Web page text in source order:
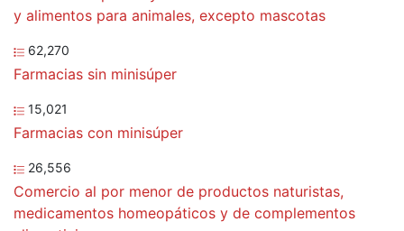
y alimentos para animales, excepto mascotas
62,270
Farmacias sin minisúper
15,021
Farmacias con minisúper
26,556
Comercio al por menor de productos naturistas,
medicamentos homeopáticos y de complementos